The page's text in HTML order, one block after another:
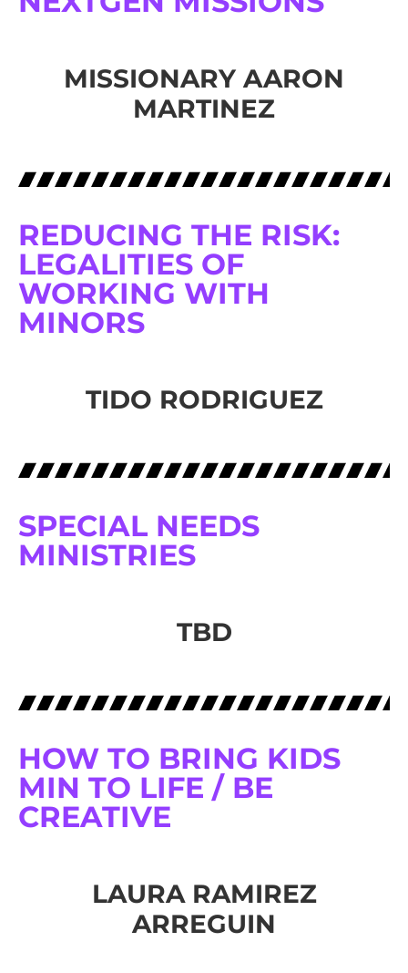
MISSIONARY AARON
MARTINEZ
REDUCING THE RISK:
LEGALITIES OF
WORKING WITH
MINORS
TIDO RODRIGUEZ
SPECIAL NEEDS
MINISTRIES
TBD
HOW TO BRING KIDS
MIN TO LIFE / BE
CREATIVE
LAURA RAMIREZ
ARREGUIN